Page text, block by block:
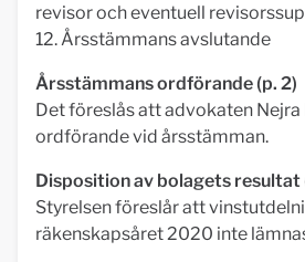
revisor och eventuell
12. Årsstämmans avslutande
Årsstämmans ordförande (p. 2)
Det föreslås att advokaten Nejra
ordförande vid årsstämman.
Disposition av bolagets resultat
Styrelsen föreslår att
räkenskapsåret 2020 inte